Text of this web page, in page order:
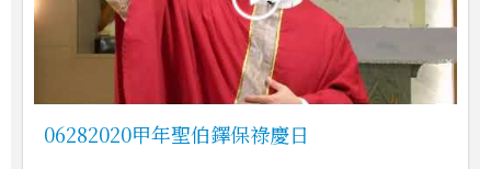
06282020甲年聖伯鐸保祿慶日